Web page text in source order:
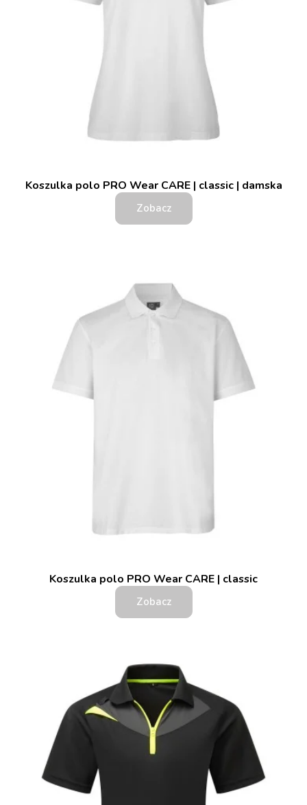
Koszulka polo PRO Wear CARE | classic | damska
Zobacz
Koszulka polo PRO Wear CARE | classic
Zobacz